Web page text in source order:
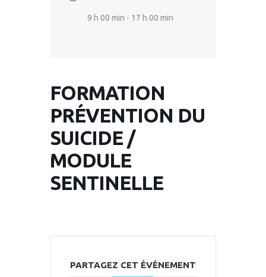
9 h 00 min - 17 h 00 min
FORMATION
PRÉVENTION DU
SUICIDE /
MODULE
SENTINELLE
PARTAGEZ CET ÉVÉNEMENT